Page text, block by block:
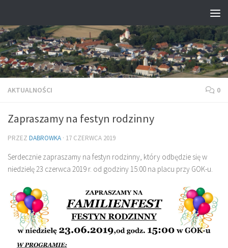
AKTUALNOŚCI 0
Zapraszamy na festyn rodzinny
PRZEZ DABROWKA · 17 CZERWCA 2019
Serdecznie zapraszamy na festyn rodzinny, który odbędzie się w
niedzielę 23 czerwca 2019 r. od godziny 15:00 na placu przy GOK-u.